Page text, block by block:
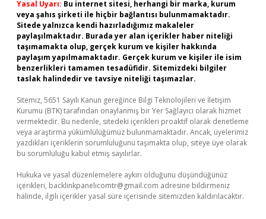
Yasal Uyarı: Bu internet sitesi, herhangi bir marka, kurum
veya şahıs şirketi ile hiçbir bağlantısı bulunmamaktadır.
Sitede yalnızca kendi hazırladığımız makaleler
paylaşılmaktadır. Burada yer alan içerikler haber niteliği
taşımamakta olup, gerçek kurum ve kişiler hakkında
paylaşım yapılmamaktadır. Gerçek kurum ve kişiler ile isim
benzerlikleri tamamen tesadüfidir. Sitemizdeki bilgiler
taslak halindedir ve tavsiye niteliği taşımazlar.
Sitemiz, 5651 Sayılı Kanun gereğince Bilgi Teknolojileri ve İletişim
Kurumu (BTK) tarafından onaylanmış bir Yer Sağlayıcı olarak hizmet
vermektedir. Bu nedenle, sitedeki içerikleri proaktif olarak denetleme
veya araştırma yükümlülüğümüz bulunmamaktadır. Ancak, üyelerimiz
yazdıkları içeriklerin sorumluluğunu taşımakta olup, siteye üye olarak
bu sorumluluğu kabul etmiş sayılırlar.
Hukuka ve yasal düzenlemelere aykırı olduğunu düşündüğünüz
içerikleri, backlinkpanelicomtr@gmail.com adresine bildirmeniz
halinde, ilgili içerikler yasal süre içerisinde sitemizden kaldırılacaktır.